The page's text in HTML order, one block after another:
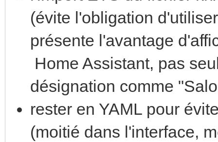
(évite l'obligation
présente l'avantage
Home Assistant, pas
désignation comme
rester en YAML pour
(moitié dans l'interface,